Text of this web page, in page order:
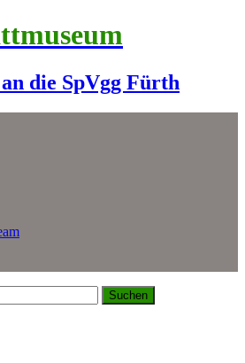
die SpVgg Fürth